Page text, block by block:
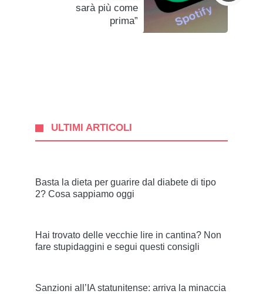
sarà più come
prima”
ULTIMI ARTICOLI
Basta la dieta per guarire dal diabete di tipo
2? Cosa sappiamo oggi
Hai trovato delle vecchie lire in cantina? Non
fare stupidaggini e segui questi consigli
Sanzioni all’IA statunitense: arriva la minaccia